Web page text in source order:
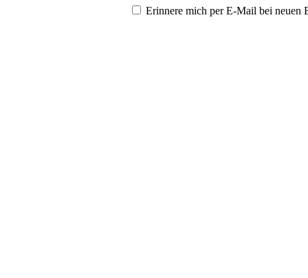
Erinnere mich per E-Mail bei neuen